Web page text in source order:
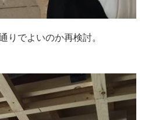
りでよいのか再検討。